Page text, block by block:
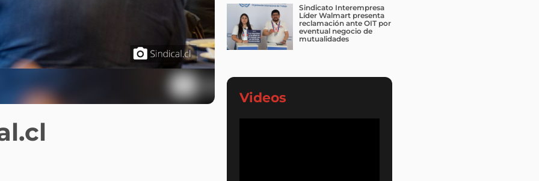
Sindicato Interempresa
Líder Walmart presenta
reclamación ante OIT por
eventual negocio de
mutualidades
Videos